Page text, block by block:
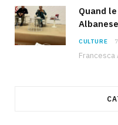
Quand
Albanese
CULTURE